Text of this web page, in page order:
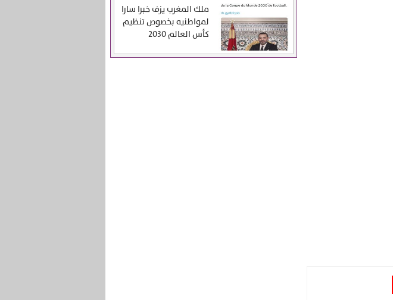
ملك المغرب يزف خبرا سارا
لمواطنيه بخصوص تنظيم
كأس العالم 2030